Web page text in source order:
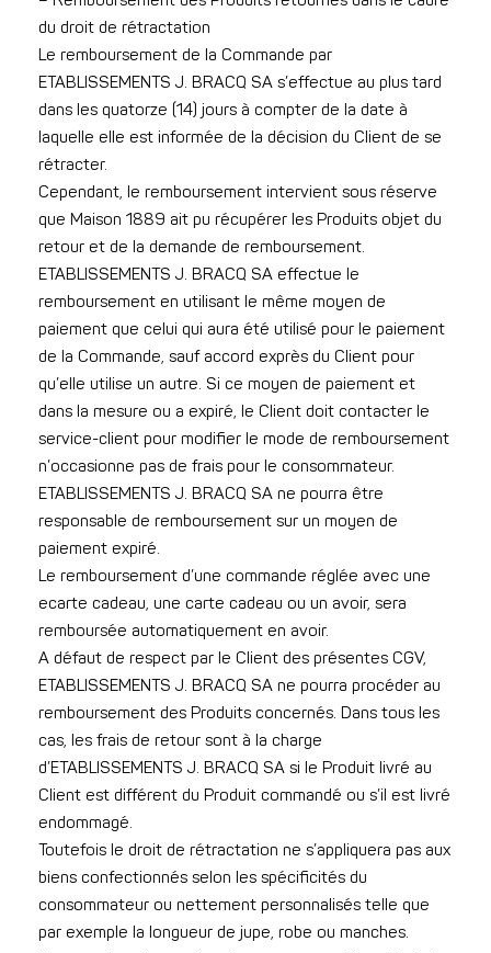
du droit de rétractation
Le remboursement de la Commande par
ETABLISSEMENTS J. BRACQ SA s’effectue au plus tard
dans les quatorze (14) jours à compter de la date à
laquelle elle est informée de la décision du Client de se
rétracter.
Cependant, le remboursement intervient sous réserve
que Maison 1889 ait pu récupérer les Produits objet du
retour et de la demande de remboursement.
ETABLISSEMENTS J. BRACQ SA effectue le
remboursement en utilisant le même moyen de
paiement que celui qui aura été utilisé pour le paiement
de la Commande, sauf accord exprès du Client pour
qu’elle utilise un autre. Si ce moyen de paiement et
dans la mesure ou a expiré, le Client doit contacter le
service-client pour modifier le mode de remboursement
n’occasionne pas de frais pour le consommateur.
ETABLISSEMENTS J. BRACQ SA ne pourra être
responsable de remboursement sur un moyen de
paiement expiré.
Le remboursement d’une commande réglée avec une
ecarte cadeau, une carte cadeau ou un avoir, sera
remboursée automatiquement en avoir.
A défaut de respect par le Client des présentes CGV,
ETABLISSEMENTS J. BRACQ SA ne pourra procéder au
remboursement des Produits concernés. Dans tous les
cas, les frais de retour sont à la charge
d’ETABLISSEMENTS J. BRACQ SA si le Produit livré au
Client est différent du Produit commandé ou s’il est livré
endommagé.
Toutefois le droit de rétractation ne s’appliquera pas aux
biens confectionnés selon les spécificités du
consommateur ou nettement personnalisés telle que
par exemple la longueur de jupe, robe ou manches.